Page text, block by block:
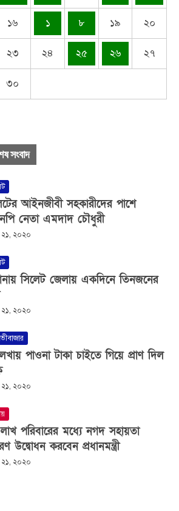
১৬ ১ ৮ ১৯ ২০
২৩ ২৪ ২৫ ২৬ ২৭
৩০
সংবাদ
আইনজীবী সহকারীদের পাশে
নেতা এমদাদ চৌধুরী
২১, ২০২০
সিলেট জেলায় একদিনে তিনজনের
২১, ২০২০
পাওনা টাকা চাইতে গিয়ে প্রাণ দিল
২১, ২০২০
পরিবারের মধ্যে নগদ সহায়তা
উদ্বোধন করবেন প্রধানমন্ত্রী
২১, ২০২০